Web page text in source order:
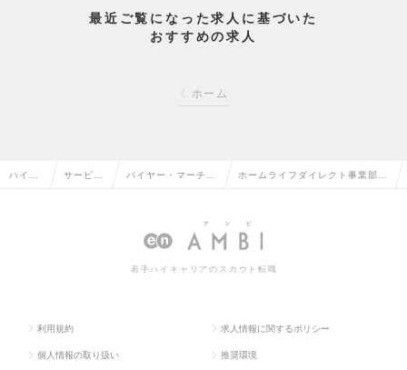
最近ご覧になった求人に基づいた
おすすめの求人
ホーム
ハイク サービ バイヤー・マーチャ
D）・VMDの転職
ホームライフダイレクト事業部
022735)の求人情報
若手ハイキャリアのスカウト転職
利用規約 求人情報に関するポリシー
個人情報の取り扱い 推奨環境